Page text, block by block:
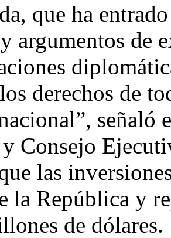
que ha
argumentos de
derechos de
señaló
Consejo
las
la República y
de dólares.